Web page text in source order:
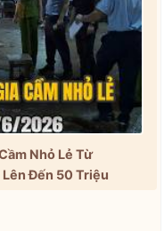
Nhỏ Lẻ Từ
Đến 50 Triệu